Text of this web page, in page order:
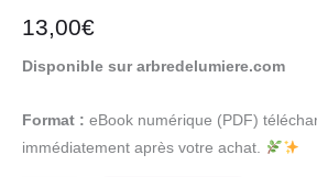
13,00€
Disponible sur arbredelumiere.com
Format : eBook numérique (PDF)
immédiatement après votre achat.